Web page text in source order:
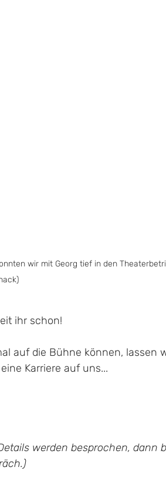
wir mit Georg tief in den
ihr schon!
auf die Bühne können, lassen
Karriere auf uns...
werden besprochen, dann